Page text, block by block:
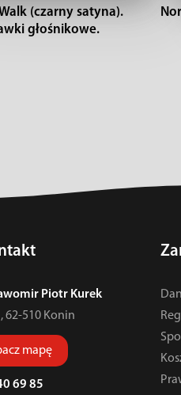
(czarny satyna).
głośnikowe.
Piotr Kurek
62-510 Konin
mapę
69 85